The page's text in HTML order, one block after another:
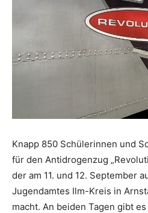
Knapp 850 Schülerinnen und
für den Antidrogenzug
der am 11. und 12. September
Jugendamtes Ilm-Kreis in
macht. An beiden Tagen gibt